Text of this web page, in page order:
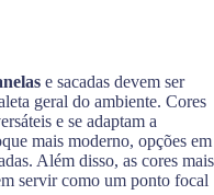
e sacadas devem ser
geral do ambiente. Cores
e se adaptam a
mais moderno, opções em
Além disso, as cores mais
servir como um ponto focal